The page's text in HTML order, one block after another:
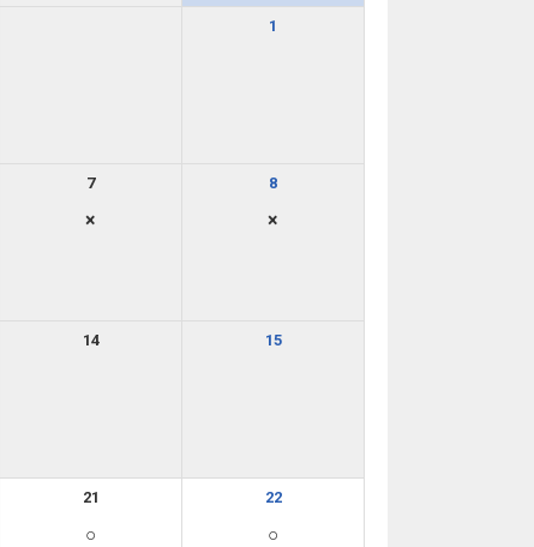
1
7
×
8
×
14 15
21
○
22
○